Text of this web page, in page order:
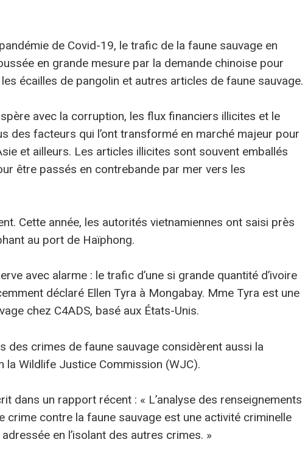
de Covid-19, le trafic de la faune sauvage en
en grande mesure par la demande chinoise pour
écailles de pangolin et autres articles de faune sauvage.
avec la corruption, les flux financiers illicites et le
des facteurs qui l’ont transformé en marché majeur pour
et ailleurs. Les articles illicites sont souvent emballés
être passés en contrebande par mer vers les
Cette année, les autorités vietnamiennes ont saisi près
au port de Haïphong.
avec alarme : le trafic d’une si grande quantité d’ivoire
déclaré Ellen Tyra à Mongabay. Mme Tyra est une
chez C4ADS, basé aux États-Unis.
des crimes de faune sauvage considèrent aussi la
la Wildlife Justice Commission (WJC).
dans un rapport récent : « L’analyse des renseignements
crime contre la faune sauvage est une activité criminelle
en l’isolant des autres crimes. »